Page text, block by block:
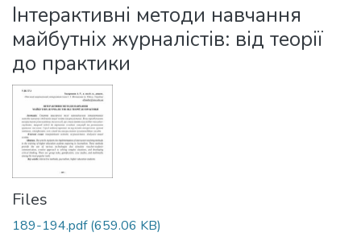
Statistics
Інтерактивні методи навчання
майбутніх журналістів: від теорії
до практики
Files
189-194.pdf(659.06 KB)